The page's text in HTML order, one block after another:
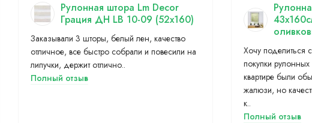
Рулонная штора Lm Decor
Грация ДН LB 10-09 (52x160)
Заказывали 3 шторы, белый лен, качество
отличное, все быстро собрали и повесили на
липучки, держит отлично..
Полный отзыв
Хочу поделиться
покупки
квартире были
жалюзи, но
к..
Полный отзыв